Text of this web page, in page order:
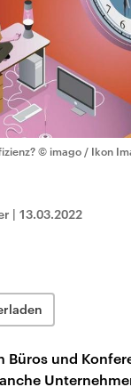
© imago / Ikon
| 13.03.2022
Büros und